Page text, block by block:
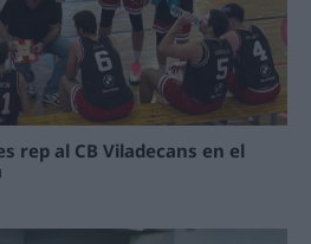
rep al CB Viladecans en el